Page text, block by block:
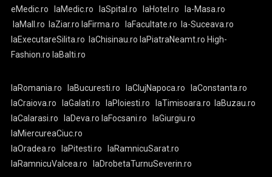
eMedic.ro laMedic.ro laSpital.ro laHotel.ro
la-Masa.ro
laMall.ro
laZiar.ro laFirma.ro laFacultate.ro
la-Suceava.ro
laExecutareSilita.ro
laChisinau.ro laPiatraNeamt.ro High-
Fashion.ro laBalti.ro
laRomania.ro laBucuresti.ro laClujNapoca.ro
laConstanta.ro
laCraiova.ro
laGalati.ro laPloiesti.ro laTimisoara.ro
laBuzau.ro
laCalarasi.ro
laDeva.ro laFocsani.ro
laGiurgiu.ro
laMiercureaCiuc.ro
laOradea.ro
laPitesti.ro
laRamnicuSarat.ro
laRamnicuValcea.ro
laDrobetaTurnuSeverin.ro